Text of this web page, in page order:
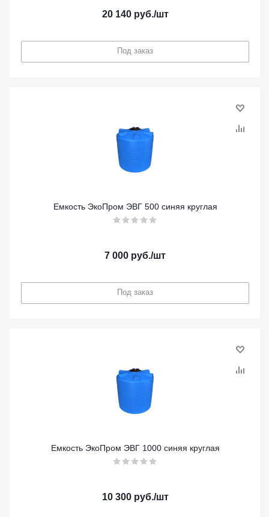
20 140руб./шт
Под заказ
Емкость ЭкоПром ЭВГ 500 синяя круглая
7 000 руб./шт
Под заказ
Емкость ЭкоПром ЭВГ 1000 синяя круглая
10 300руб./шт